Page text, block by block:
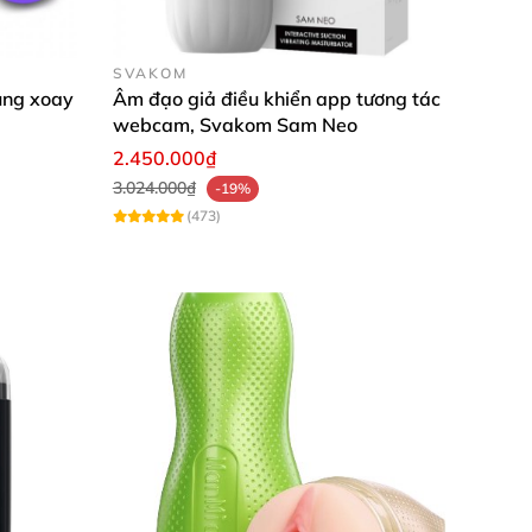
nhất.
giá rẻ
xoay
SVAKOM
Âm đạo giả điều khiển app tương tác
webcam, Svakom Sam Neo
2.450.000₫
3.024.000₫
-19%
(473)